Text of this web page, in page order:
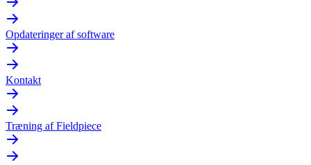
Opdateringer af software
Kontakt
Træning af Fieldpiece